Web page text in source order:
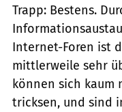
Trapp: Bestens.
Internet-Foren ist
mittlerweile sehr
können sich kaum
tricksen, und sind